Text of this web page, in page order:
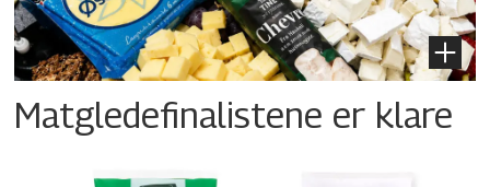
Matgledefinalistene er klare